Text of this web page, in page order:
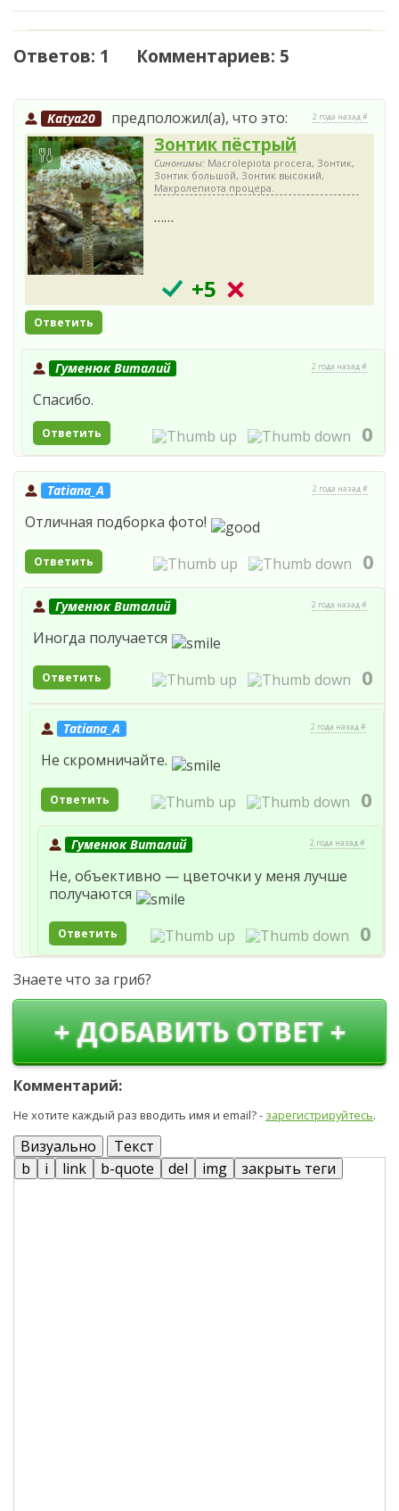
Ответов: 1 Комментариев: 5
Katya20 предположил(а), что это: 2 года назад #
Зонтик пёстрый
Синонимы: Macrolepiota procera, Зонтик,
Зонтик большой, Зонтик высокий,
Макролепиота процера.
……
+5
Ответить
Гуменюк Виталий 2 года назад #
Спасибо.
Ответить 0
Tatiana_A 2 года назад #
Отличная подборка фото!
Ответить 0
Гуменюк Виталий 2 года назад #
Иногда получается
Ответить 0
Tatiana_A 2 года назад #
Не скромничайте.
Ответить 0
Гуменюк Виталий 2 года назад #
Не, объективно — цветочки у меня лучше
получаются
Ответить 0
Знаете что за гриб?
+ ДОБАВИТЬ ОТВЕТ +
Комментарий:
Не хотите каждый раз вводить имя и email? - зарегистрируйтесь.
Визуально Текст